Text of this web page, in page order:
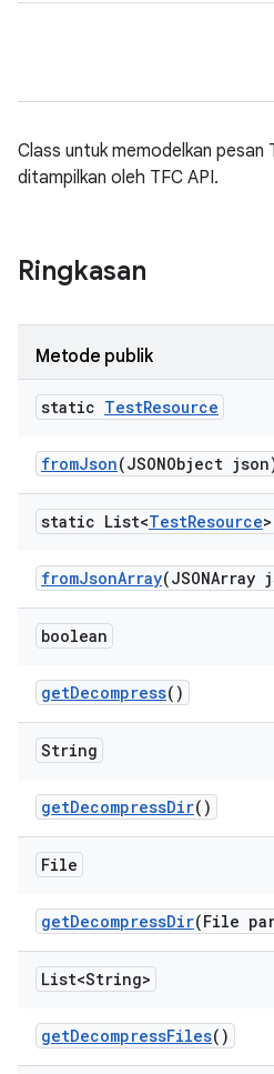
Class untuk memodelkan pesan
ditampilkan oleh TFC API.
Ringkasan
Metode publik
static TestResource
fromJson(JSONObject
static List<TestResource>
fromJsonArray(JSONArray
boolean
getDecompress()
String
getDecompressDir()
File
getDecompressDir(File
List<String>
getDecompressFiles()